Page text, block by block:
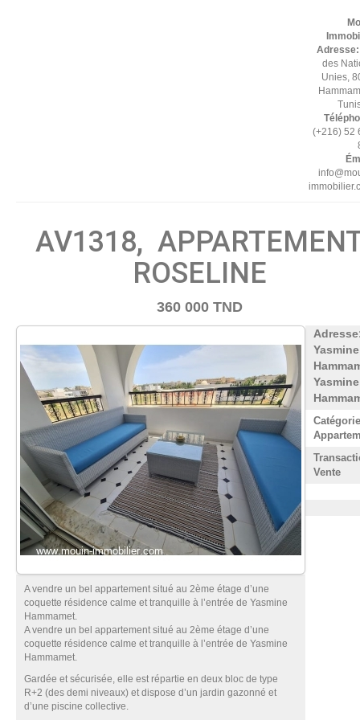
des
Unies,
(+216) 52
AV1318,
ROSELINE
360 000 TND
A vendre un bel appartement situé au 2ème étage d’une
coquette résidence calme et tranquille à l’entrée de Yasmine
Hammamet.
A vendre un bel appartement situé au 2ème étage d’une
coquette résidence calme et tranquille à l’entrée de Yasmine
Hammamet.
Gardée et sécurisée, elle est répartie en deux bloc de type
R+2 (des demi niveaux) et dispose d’un jardin gazonné et
d’une piscine collective.
Yasmine
Yasmine
Vente